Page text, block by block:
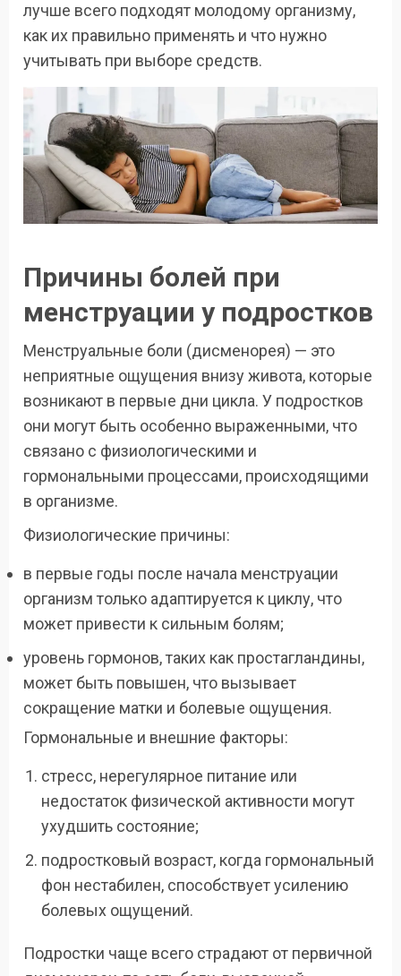
лучше всего подходят молодому организму,
как их правильно применять и что нужно
учитывать при выборе средств.
Причины болей при
менструации у подростков
Менструальные боли (дисменорея) — это
неприятные ощущения внизу живота, которые
возникают в первые дни цикла. У подростков
они могут быть особенно выраженными, что
связано с физиологическими и
гормональными процессами, происходящими
в организме.
Физиологические причины:
в первые годы после начала менструации
организм только адаптируется к циклу, что
может привести к сильным болям;
уровень гормонов, таких как простагландины,
может быть повышен, что вызывает
сокращение матки и болевые ощущения.
Гормональные и внешние факторы:
стресс, нерегулярное питание или
недостаток физической активности могут
ухудшить состояние;
подростковый возраст, когда гормональный
фон нестабилен, способствует усилению
болевых ощущений.
Подростки чаще всего страдают от первичной